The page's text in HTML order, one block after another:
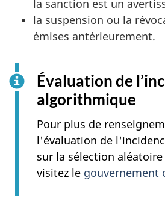
la sanction est un
la suspension ou la
émises antérieurement.
Évaluation de
algorithmique
Pour plus de
l'évaluation de
sur la sélection
visitez le gouvernement